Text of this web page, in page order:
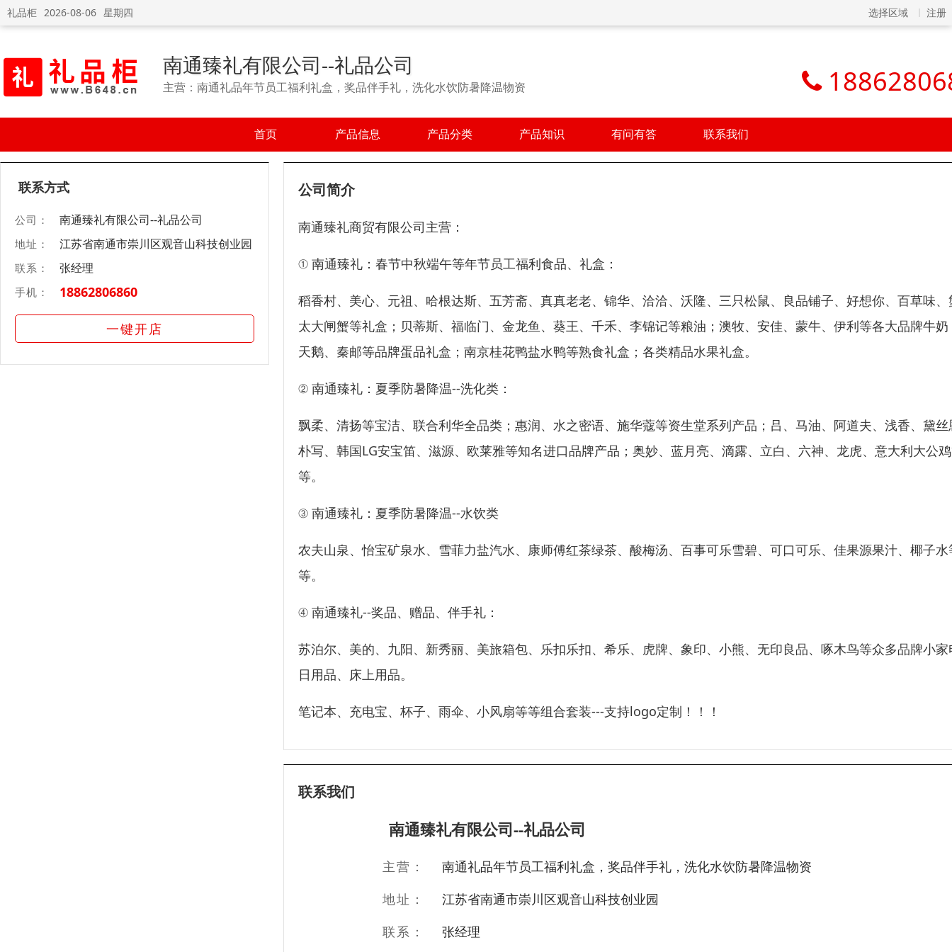
礼品柜 2026-08-06 星期四 选择区域 注册
南通臻礼有限公司--礼品公司
主营：南通礼品年节员工福利礼盒，奖品伴手礼，洗化水饮防暑降温物资
首页 产品信息 产品分类 产品知识 有问有答 联系我们
联系方式
公司： 南通臻礼有限公司--礼品公司
地址： 江苏省南通市崇川区观音山科技创业园
联系： 张经理
手机： 18862806860
一键开店
公司简介
南通臻礼商贸有限公司主营：
① 南通臻礼：春节中秋端午等年节员工福利食品、礼盒：
稻香村、美心、元祖、哈根达斯、五芳斋、真真老老、锦华、洽洽、沃隆、三只松鼠、良品铺子、好想你、百草味、
太大闸蟹等礼盒；贝蒂斯、福临门、金龙鱼、葵王、千禾、李锦记等粮油；澳牧、安佳、蒙牛、伊利等各大品牌牛奶
天鹅、秦邮等品牌蛋品礼盒；南京桂花鸭盐水鸭等熟食礼盒；各类精品水果礼盒。
② 南通臻礼：夏季防暑降温--洗化类：
飘柔、清扬等宝洁、联合利华全品类；惠润、水之密语、施华蔻等资生堂系列产品；吕、马油、阿道夫、浅香、黛丝
朴写、韩国LG安宝笛、滋源、欧莱雅等知名进口品牌产品；奥妙、蓝月亮、滴露、立白、六神、龙虎、意大利大公
等。
③ 南通臻礼：夏季防暑降温--水饮类
农夫山泉、怡宝矿泉水、雪菲力盐汽水、康师傅红茶绿茶、酸梅汤、百事可乐雪碧、可口可乐、佳果源果汁、椰子水
等。
④ 南通臻礼--奖品、赠品、伴手礼：
苏泊尔、美的、九阳、新秀丽、美旅箱包、乐扣乐扣、希乐、虎牌、象印、小熊、无印良品、啄木鸟等众多品牌小家
日用品、床上用品。
笔记本、充电宝、杯子、雨伞、小风扇等等组合套装---支持logo定制！！！
联系我们
南通臻礼有限公司--礼品公司
主营：
南通礼品年节员工福利礼盒，奖品伴手礼，洗化水饮防暑降温物资
地址：
江苏省南通市崇川区观音山科技创业园
联系：
张经理